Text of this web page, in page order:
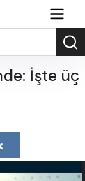
İşte üç